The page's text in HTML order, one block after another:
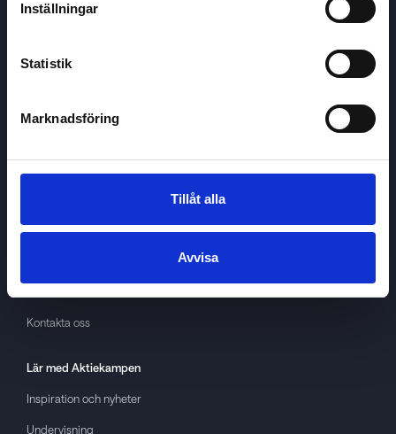
Inställningar
Statistik
Marknadsföring
Tillåt alla
Avvisa
About cookies
Kontakta oss
Lär med Aktiekampen
Inspiration och nyheter
Undervisning